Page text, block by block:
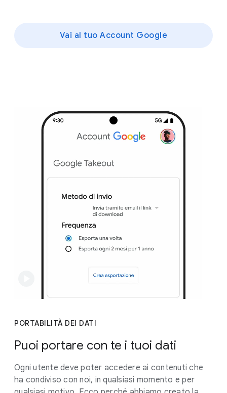
Vai al tuo Account Google
PORTABILITÀ DEI DATI
Puoi portare con te i tuoi dati
Ogni utente deve poter accedere ai contenuti che
ha condiviso con noi, in qualsiasi momento e per